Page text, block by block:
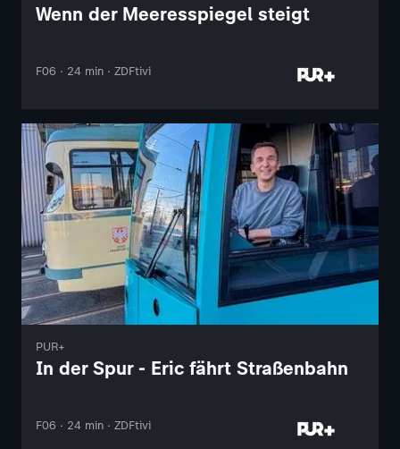
Wenn der Meeresspiegel steigt
F06 · 24 min · ZDFtivi
PUR+
In der Spur - Eric fährt Straßenbahn
F06 · 24 min · ZDFtivi